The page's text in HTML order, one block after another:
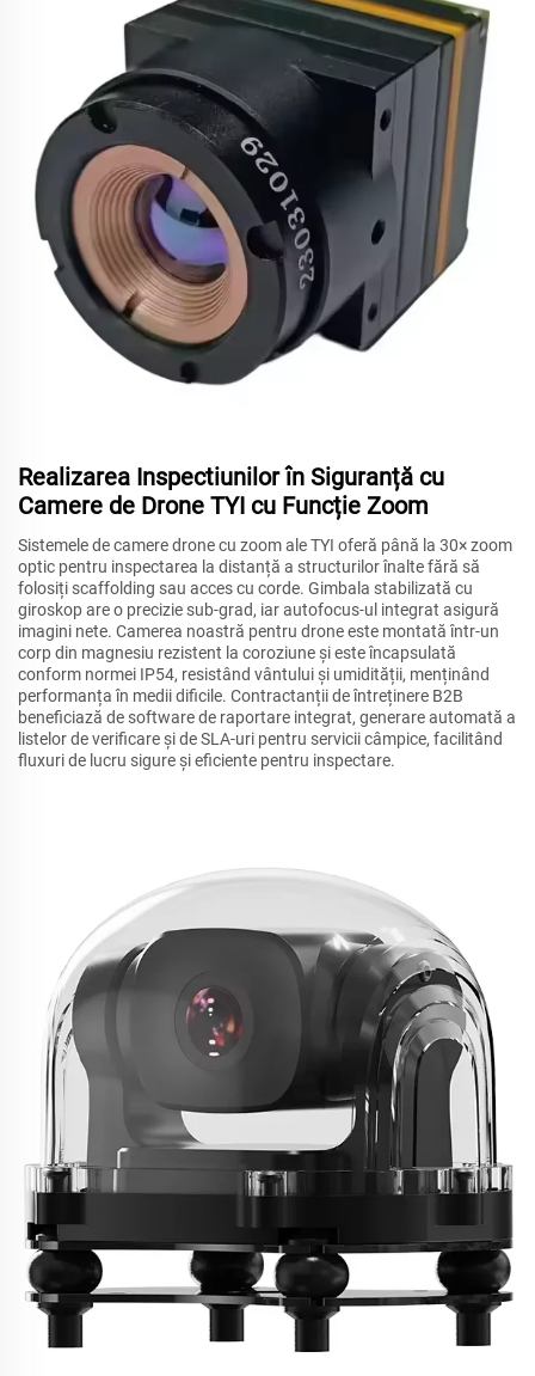
Realizarea Inspectiunilor în Siguranță cu
Camere de Drone TYI cu Funcție Zoom
Sistemele de camere drone cu zoom ale TYI oferă până la 30× zoom
optic pentru inspectarea la distanță a structurilor înalte fără să
folosiți scaffolding sau acces cu corde. Gimbala stabilizată cu
giroskop are o precizie sub-grad, iar autofocus-ul integrat asigură
imagini nete. Camerea noastră pentru drone este montată într-un
corp din magnesiu rezistent la coroziune și este încapsulată
conform normei IP54, resistând vântului și umidității, menținând
performanța în medii dificile. Contractanții de întreținere B2B
beneficiază de software de raportare integrat, generare automată a
listelor de verificare și de SLA-uri pentru servicii câmpice, facilitând
fluxuri de lucru sigure și eficiente pentru inspectare.